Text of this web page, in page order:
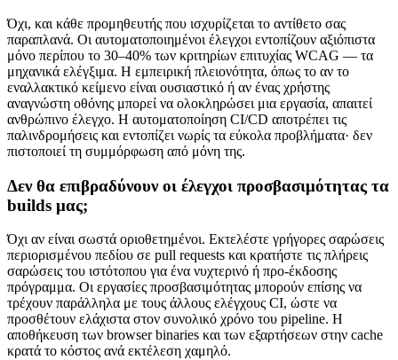
Όχι, και κάθε προμηθευτής που ισχυρίζεται το αντίθετο σας
παραπλανά. Οι αυτοματοποιημένοι έλεγχοι εντοπίζουν αξιόπιστα
μόνο περίπου το 30–40% των κριτηρίων επιτυχίας WCAG — τα
μηχανικά ελέγξιμα. Η εμπειρική πλειονότητα, όπως το αν το
εναλλακτικό κείμενο είναι ουσιαστικό ή αν ένας χρήστης
αναγνώστη οθόνης μπορεί να ολοκληρώσει μια εργασία, απαιτεί
ανθρώπινο έλεγχο. Η αυτοματοποίηση CI/CD αποτρέπει τις
παλινδρομήσεις και εντοπίζει νωρίς τα εύκολα προβλήματα· δεν
πιστοποιεί τη συμμόρφωση από μόνη της.
Δεν θα επιβραδύνουν οι έλεγχοι προσβασιμότητας τα
builds μας;
Όχι αν είναι σωστά οριοθετημένοι. Εκτελέστε γρήγορες σαρώσεις
περιορισμένου πεδίου σε pull requests και κρατήστε τις πλήρεις
σαρώσεις του ιστότοπου για ένα νυχτερινό ή προ-έκδοσης
πρόγραμμα. Οι εργασίες προσβασιμότητας μπορούν επίσης να
τρέχουν παράλληλα με τους άλλους ελέγχους CI, ώστε να
προσθέτουν ελάχιστα στον συνολικό χρόνο του pipeline. Η
αποθήκευση των browser binaries και των εξαρτήσεων στην cache
κρατά το κόστος ανά εκτέλεση χαμηλό.